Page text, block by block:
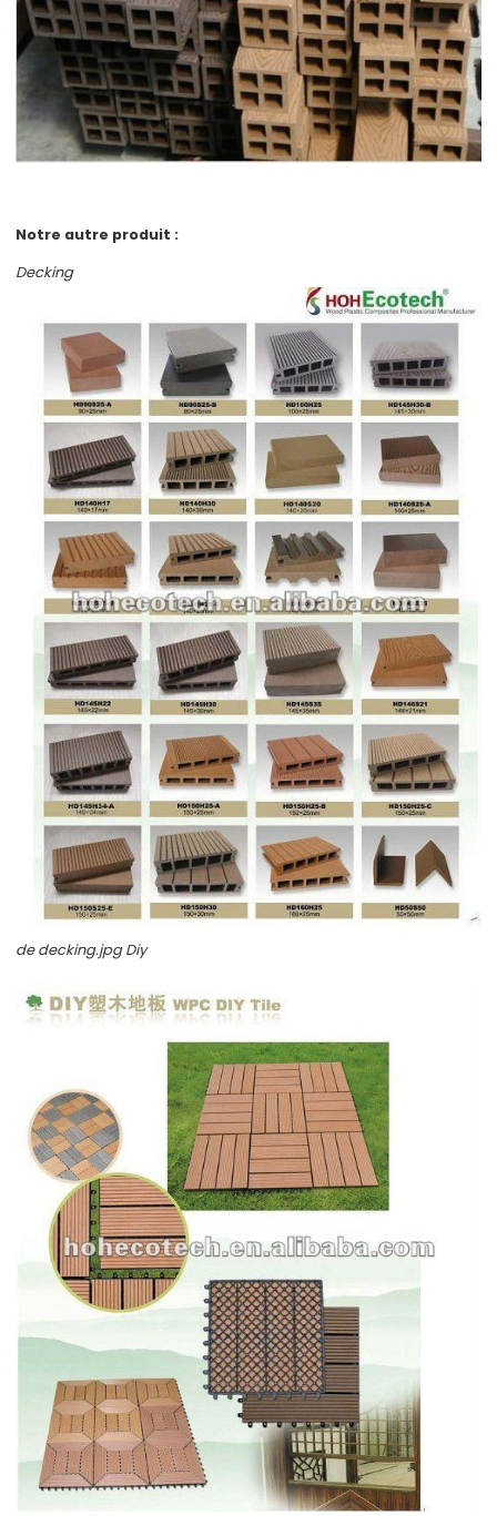
Notre autre produit :
Decking
de decking.jpg Diy